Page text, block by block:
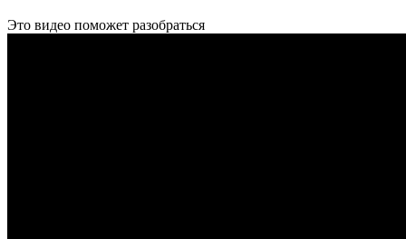
Это видео поможет разобраться